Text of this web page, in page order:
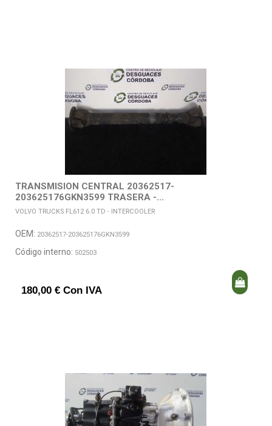
TRANSMISION CENTRAL 20362517-
203625176GKN3599 TRASERA -...
VOLVO TRUCKS FL612 6.0 TD - INTERCOOLER
OEM: 20362517-203625176GKN3599
Código interno: 502503
180,00 € Con IVA